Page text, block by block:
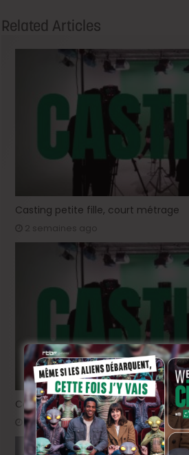
Related Articles
Casting petite fille, court métrage
2 semaines ago
Casting « L’Or Rouge »: rôle féminin
juin 29, 2026